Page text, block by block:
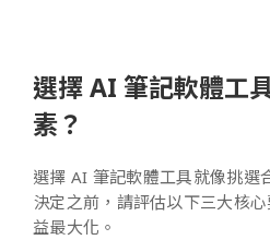
選擇 AI 筆記軟體工
素？
選擇 AI 筆記軟體工具就像挑選
決定之前，請評估以下三大核
益最大化。